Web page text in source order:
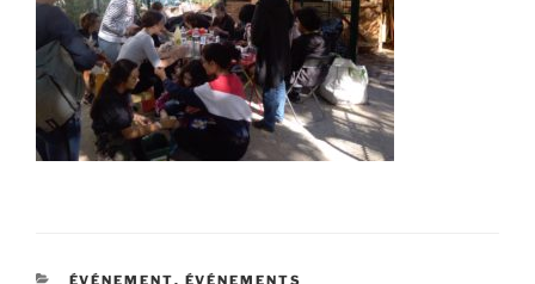
CATÉGORIES
ÉVÉNEMENT, ÉVÉNEMENTS